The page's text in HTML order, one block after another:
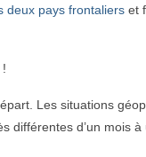
deux pays frontaliers et
Les situations
différentes d’un mois à